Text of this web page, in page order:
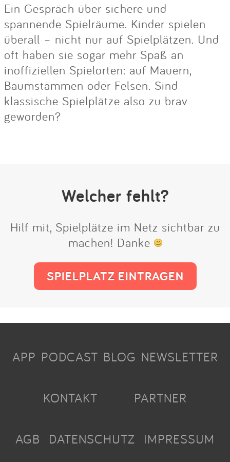
Ein Gespräch über sichere und
spannende Spielräume. Kinder spielen
überall – nicht nur auf Spielplätzen. Und
oft haben sie sogar mehr Spaß an
inoffiziellen Spielorten: auf Mauern,
Baumstämmen oder Felsen. Sind
klassische Spielplätze also zu brav
geworden?
Welcher fehlt?
Hilf mit, Spielplätze im Netz sichtbar zu
machen! Danke
SPIELPLATZ EINTRAGEN
APP PODCAST BLOG NEWSLETTER
KONTAKT PARTNER
AGB DATENSCHUTZ IMPRESSUM